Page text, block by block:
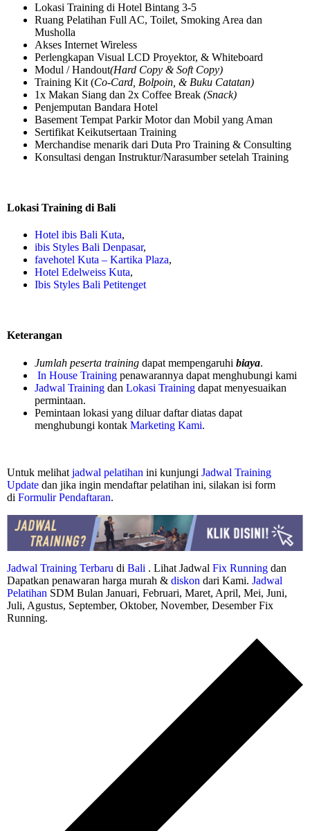
Lokasi Training di Hotel Bintang 3-5
Ruang Pelatihan Full AC, Toilet, Smoking Area dan
Musholla
Akses Internet Wireless
Perlengkapan Visual LCD Proyektor, & Whiteboard
Modul / Handout(Hard Copy & Soft Copy)
Training Kit (Co-Card, Bolpoin, & Buku Catatan)
1x Makan Siang dan 2x Coffee Break (Snack)
Penjemputan Bandara Hotel
Basement Tempat Parkir Motor dan Mobil yang Aman
Sertifikat Keikutsertaan Training
Merchandise menarik dari Duta Pro Training & Consulting
Konsultasi dengan Instruktur/Narasumber setelah Training
Lokasi Training di Bali
Hotel ibis Bali Kuta,
ibis Styles Bali Denpasar,
favehotel Kuta – Kartika Plaza,
Hotel Edelweiss Kuta,
Ibis Styles Bali Petitenget
Keterangan
Jumlah peserta training dapat mempengaruhi biaya.
In House Training penawarannya dapat menghubungi kami
Jadwal Training dan Lokasi Training dapat menyesuaikan
permintaan.
Pemintaan lokasi yang diluar daftar diatas dapat
menghubungi kontak Marketing Kami.
Untuk melihat jadwal pelatihan ini kunjungi Jadwal Training
Update dan jika ingin mendaftar pelatihan ini, silakan isi form
di Formulir Pendaftaran.
Jadwal Training Terbaru di Bali . Lihat Jadwal Fix Running dan
Dapatkan penawaran harga murah & diskon dari Kami. Jadwal
Pelatihan SDM Bulan Januari, Februari, Maret, April, Mei, Juni,
Juli, Agustus, September, Oktober, November, Desember Fix
Running.